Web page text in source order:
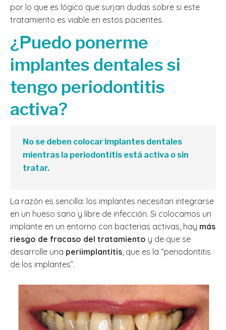
por lo que es lógico que surjan dudas sobre si este
tratamiento es viable en estos pacientes.
¿Puedo ponerme
implantes dentales si
tengo periodontitis
activa?
No se deben colocar implantes dentales
mientras la periodontitis está activa o sin
tratar.
La razón es sencilla: los implantes necesitan integrarse
en un hueso sano y libre de infección. Si colocamos un
implante en un entorno con bacterias activas, hay más
riesgo de fracaso del tratamiento y de que se
desarrolle una periimplantitis, que es la “periodontitis
de los implantes”.